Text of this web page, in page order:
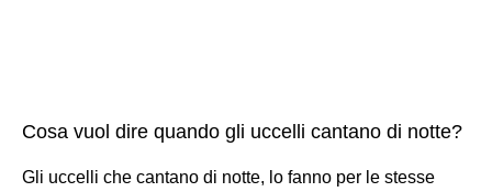
Cosa vuol dire quando gli uccelli cantano di notte?
Gli uccelli che cantano di notte, lo fanno per le stesse